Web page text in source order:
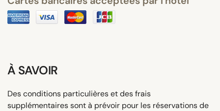
À SAVOIR
Des conditions particulières et des frais
supplémentaires sont à prévoir pour les réservations de